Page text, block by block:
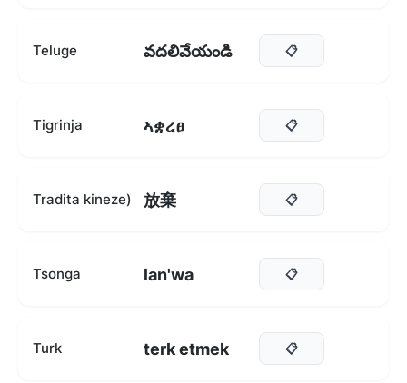
Teluge వదలివేయండి 📋
Tigrinja ኣቋረፀ 📋
Tradita kineze) 放棄 📋
Tsonga lan'wa 📋
Turk terk etmek 📋